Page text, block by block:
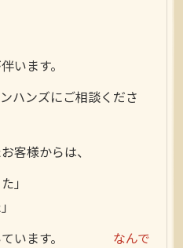
います。
ハンズにご相談くださ
客様からは、
」
いています。 なんで